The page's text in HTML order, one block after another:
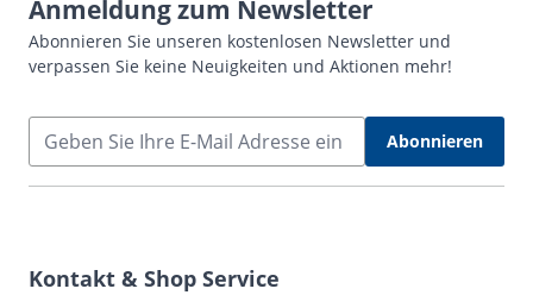
Anmeldung zum Newsletter
Abonnieren Sie unseren kostenlosen Newsletter und
verpassen Sie keine Neuigkeiten und Aktionen mehr!
Abonnieren
Kontakt & Shop Service